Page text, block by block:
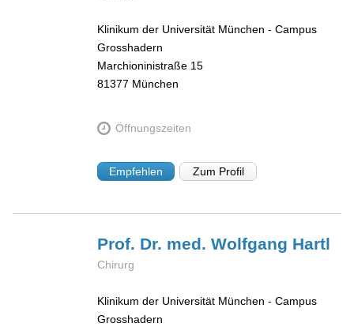
Klinikum der Universität München - Campus
Grosshadern
Marchioninistraße 15
81377 München
Öffnungszeiten
Empfehlen Zum Profil
Prof. Dr. med. Wolfgang Hartl
Chirurg
Klinikum der Universität München - Campus
Grosshadern